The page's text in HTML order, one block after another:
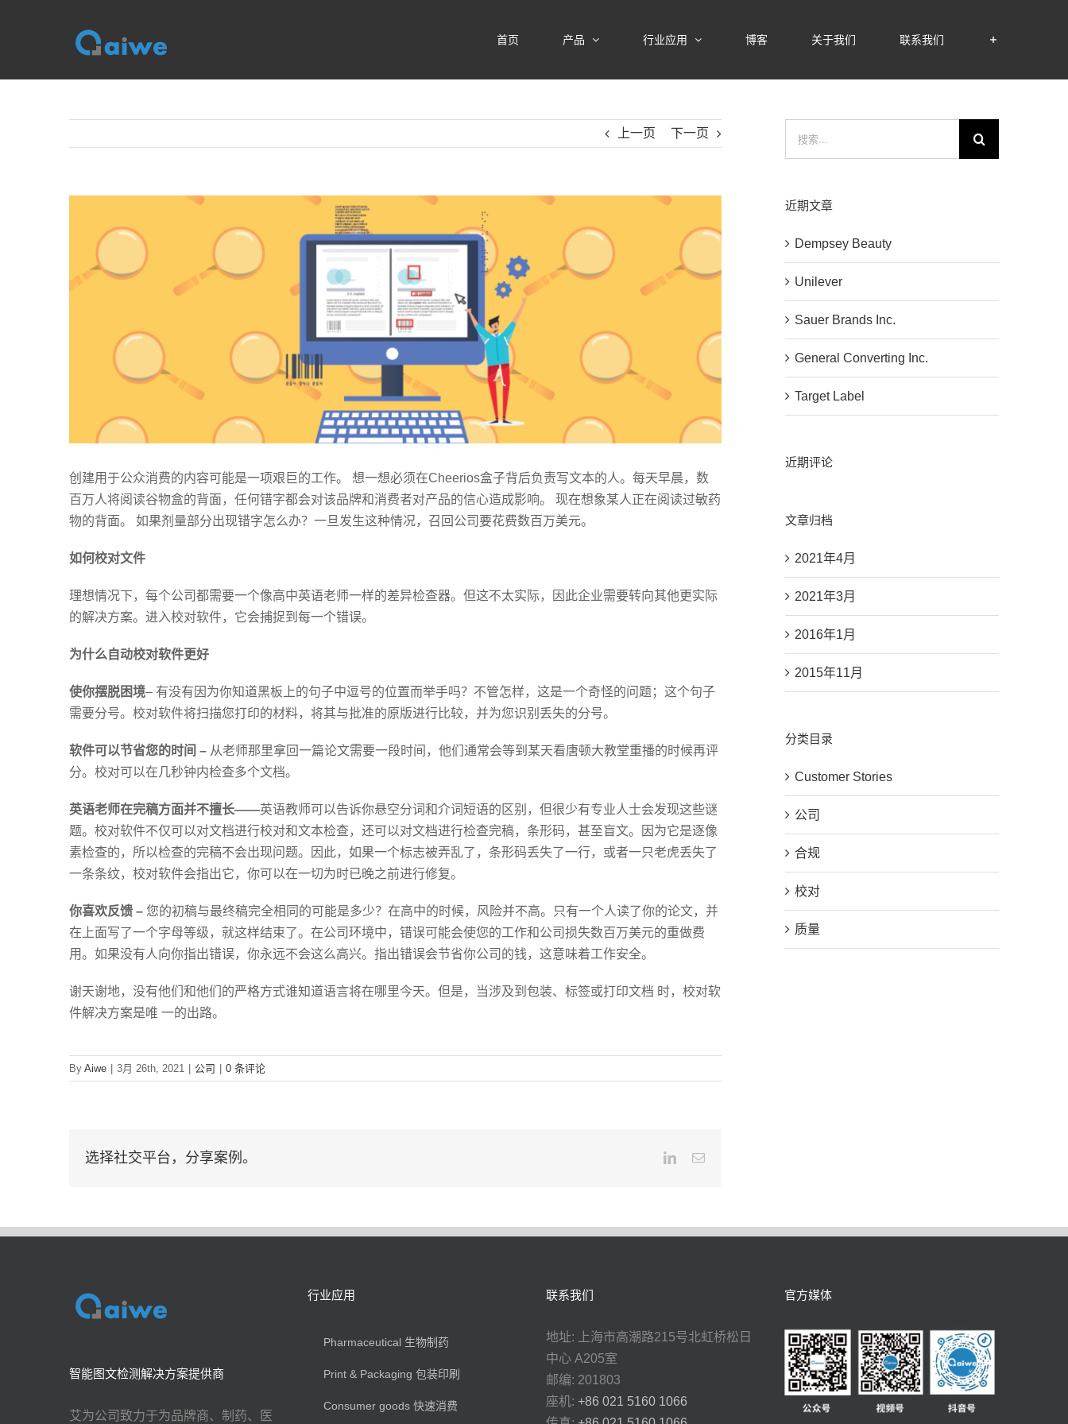
首页 产品 行业应用 博客 关于我们 联系我们
上一页 下一页
创建用于公众消费的内容可能是一项艰巨的工作。 想一想必须在Cheerios盒子背后负责写文本的人。每天早晨，数
百万人将阅读谷物盒的背面，任何错字都会对该品牌和消费者对产品的信心造成影响。 现在想象某人正在阅读过敏药
物的背面。 如果剂量部分出现错字怎么办？一旦发生这种情况，召回公司要花费数百万美元。
如何校对文件
理想情况下，每个公司都需要一个像高中英语老师一样的差异检查器。但这不太实际，因此企业需要转向其他更实际
的解决方案。进入校对软件，它会捕捉到每一个错误。
为什么自动校对软件更好
使你摆脱困境– 有没有因为你知道黑板上的句子中逗号的位置而举手吗？不管怎样，这是一个奇怪的问题；这个句子
需要分号。校对软件将扫描您打印的材料，将其与批准的原版进行比较，并为您识别丢失的分号。
软件可以节省您的时间 – 从老师那里拿回一篇论文需要一段时间，他们通常会等到某天看唐顿大教堂重播的时候再评
分。校对可以在几秒钟内检查多个文档。
英语老师在完稿方面并不擅长——英语教师可以告诉你悬空分词和介词短语的区别，但很少有专业人士会发现这些谜
题。校对软件不仅可以对文档进行校对和文本检查，还可以对文档进行检查完稿，条形码，甚至盲文。因为它是逐像
素检查的，所以检查的完稿不会出现问题。因此，如果一个标志被弄乱了，条形码丢失了一行，或者一只老虎丢失了
一条条纹，校对软件会指出它，你可以在一切为时已晚之前进行修复。
你喜欢反馈 – 您的初稿与最终稿完全相同的可能是多少？在高中的时候，风险并不高。只有一个人读了你的论文，并
在上面写了一个字母等级，就这样结束了。在公司环境中，错误可能会使您的工作和公司损失数百万美元的重做费
用。如果没有人向你指出错误，你永远不会这么高兴。指出错误会节省你公司的钱，这意味着工作安全。
谢天谢地，没有他们和他们的严格方式谁知道语言将在哪里今天。但是，当涉及到包装、标签或打印文档 时，校对软
件解决方案是唯 一的出路。
By Aiwe 3月 26th, 2021 公司 0 条评论
选择社交平台，分享案例。 LinkedInEmail
近期文章
Dempsey Beauty
Unilever
Sauer Brands Inc.
General Converting Inc.
Target Label
近期评论
文章归档
2021年4月
2021年3月
2016年1月
2015年11月
分类目录
Customer Stories
公司
合规
校对
质量
智能图文检测解决方案提供商
艾为公司致力于为品牌商、制药、医
行业应用
Pharmaceutical 生物制药
Print & Packaging 包装印刷
Consumer goods 快速消费
联系我们
地址: 上海市高潮路215号北虹桥松日
中心 A205室
邮编: 201803
座机: +86 021 5160 1066
官方媒体